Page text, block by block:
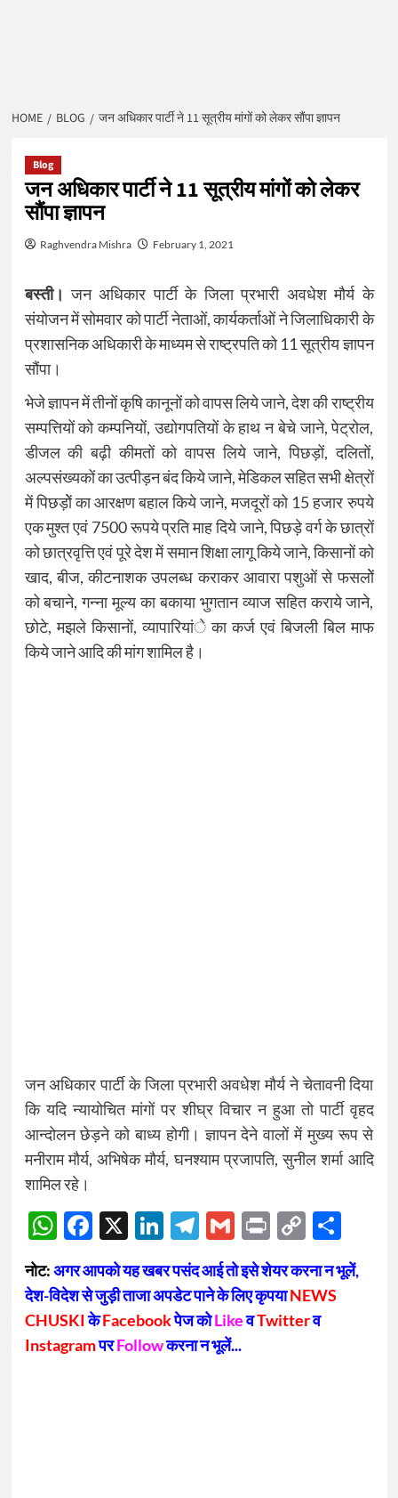
HOME BLOG जन अधिकार पार्टी ने 11 सूत्रीय मांगों को लेकर सौंपा ज्ञापन
Blog
जन अधिकार पार्टी ने 11 सूत्रीय मांगों को लेकर
सौंपा ज्ञापन
Raghvendra Mishra February 1, 2021
बस्ती। जन अधिकार पार्टी के जिला प्रभारी अवधेश मौर्य के
संयोजन में सोमवार को पार्टी नेताओं, कार्यकर्ताओं ने जिलाधिकारी के
प्रशासनिक अधिकारी के माध्यम से राष्ट्रपति को 11 सूत्रीय ज्ञापन
सौंपा।
भेजे ज्ञापन में तीनों कृषि कानूनों को वापस लिये जाने, देश की राष्ट्रीय
सम्पत्तियों को कम्पनियों, उद्योगपतियों के हाथ न बेचे जाने, पेट्रोल,
डीजल की बढ़ी कीमतों को वापस लिये जाने, पिछड़ों, दलितों,
अल्पसंख्यकों का उत्पीड़न बंद किये जाने, मेडिकल सहित सभी क्षेत्रों
में पिछड़ोें का आरक्षण बहाल किये जाने, मजदूरों को 15 हजार रुपये
एक मुश्त एवं 7500 रूपये प्रति माह दिये जाने, पिछड़े वर्ग के छात्रों
को छात्रवृत्ति एवं पूरे देश में समान शिक्षा लागू किये जाने, किसानों को
खाद, बीज, कीटनाशक उपलब्ध कराकर आवारा पशुओं से फसलोें
को बचाने, गन्ना मूल्य का बकाया भुगतान व्याज सहित कराये जाने,
छोटे, मझले किसानों, व्यापारियांे का कर्ज एवं बिजली बिल माफ
किये जाने आदि की मांग शामिल है।
जन अधिकार पार्टी के जिला प्रभारी अवधेश मौर्य ने चेतावनी दिया
कि यदि न्यायोचित मांगों पर शीघ्र विचार न हुआ तो पार्टी वृहद
आन्दोलन छेड़ने को बाध्य होगी। ज्ञापन देने वालों में मुख्य रूप से
मनीराम मौर्य, अभिषेक मौर्य, घनश्याम प्रजापति, सुनील शर्मा आदि
शामिल रहे।
WhatsApp
Facebook
X LinkedIn
Telegram
Gmail
Print
Copy
Link
नोट:अगर आपको यह खबर पसंद आई तो इसे शेयर करना न भूलें,
देश-विदेश से जुड़ी ताजा अपडेट पाने के लिए कृपयाNEWS
CHUSKIकेFacebookपेज कोLikeवTwitterव
InstagramपरFollowकरना न भूलें...